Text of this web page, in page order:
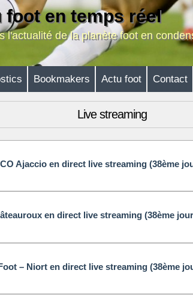
foot en temps réel
l'actualité de la planète foot en
Bookmakers Actu foot Contact
Live streaming
Ajaccio en direct live streaming (38ème
en direct live streaming (38ème
– Niort en direct live streaming (38ème